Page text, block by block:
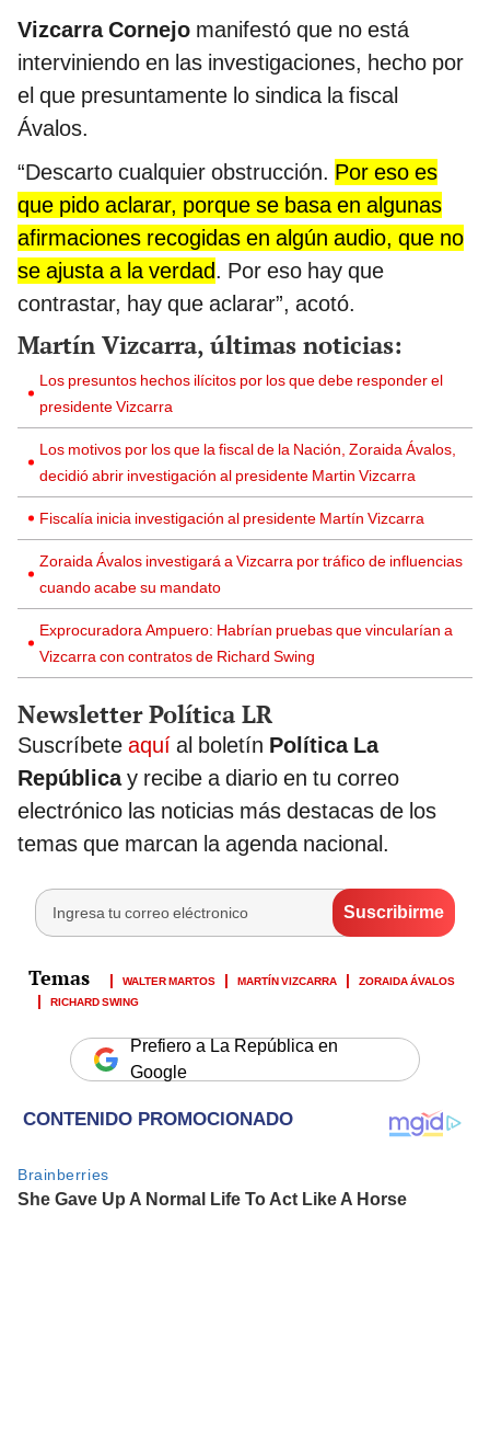
Vizcarra Cornejo manifestó que no está
interviniendo en las investigaciones, hecho por
el que presuntamente lo sindica la fiscal
Ávalos.
“Descarto cualquier obstrucción. Por eso es
que pido aclarar, porque se basa en algunas
afirmaciones recogidas en algún audio, que no
se ajusta a la verdad. Por eso hay que
contrastar, hay que aclarar”, acotó.
Martín Vizcarra, últimas noticias:
Los presuntos hechos ilícitos por los que debe responder el
presidente Vizcarra
Los motivos por los que la fiscal de la Nación, Zoraida Ávalos,
decidió abrir investigación al presidente Martin Vizcarra
Fiscalía inicia investigación al presidente Martín Vizcarra
Zoraida Ávalos investigará a Vizcarra por tráfico de influencias
cuando acabe su mandato
Exprocuradora Ampuero: Habrían pruebas que vincularían a
Vizcarra con contratos de Richard Swing
Newsletter Política LR
Suscríbete aquí al boletín Política La
Repúblicay recibe a diario en tu correo
electrónico las noticias más destacas de los
temas que marcan la agenda nacional.
WALTER MARTOS MARTÍN VIZCARRA
ZORAIDA ÁVALOS
RICHARD SWING
Prefiero a La República en
Google